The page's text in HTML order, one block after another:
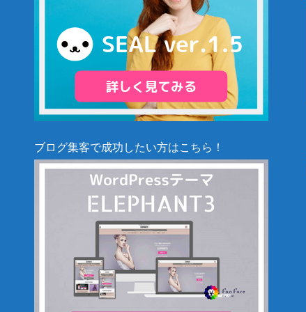
ブログ集客で成功したい方はこちら！